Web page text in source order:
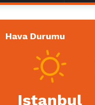
Hava Durumu
Istanbul